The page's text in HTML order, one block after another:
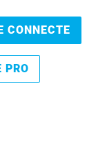
CONNECTE
PRO